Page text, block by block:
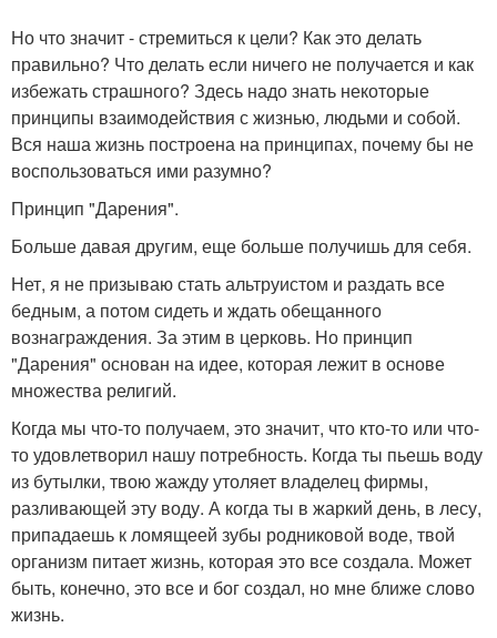
Но что значит - стремиться к цели? Как это делать
правильно? Что делать если ничего не получается и как
избежать страшного? Здесь надо знать некоторые
принципы взаимодействия с жизнью, людьми и собой.
Вся наша жизнь построена на принципах, почему бы не
воспользоваться ими разумно?
Принцип "Дарения".
Больше давая другим, еще больше получишь для себя.
Нет, я не призываю стать альтруистом и раздать все
бедным, а потом сидеть и ждать обещанного
вознаграждения. За этим в церковь. Но принцип
"Дарения" основан на идее, которая лежит в основе
множества религий.
Когда мы что-то получаем, это значит, что кто-то или что-
то удовлетворил нашу потребность. Когда ты пьешь воду
из бутылки, твою жажду утоляет владелец фирмы,
разливающей эту воду. А когда ты в жаркий день, в лесу,
припадаешь к ломящеей зубы родниковой воде, твой
организм питает жизнь, которая это все создала. Может
быть, конечно, это все и бог создал, но мне ближе слово
жизнь.